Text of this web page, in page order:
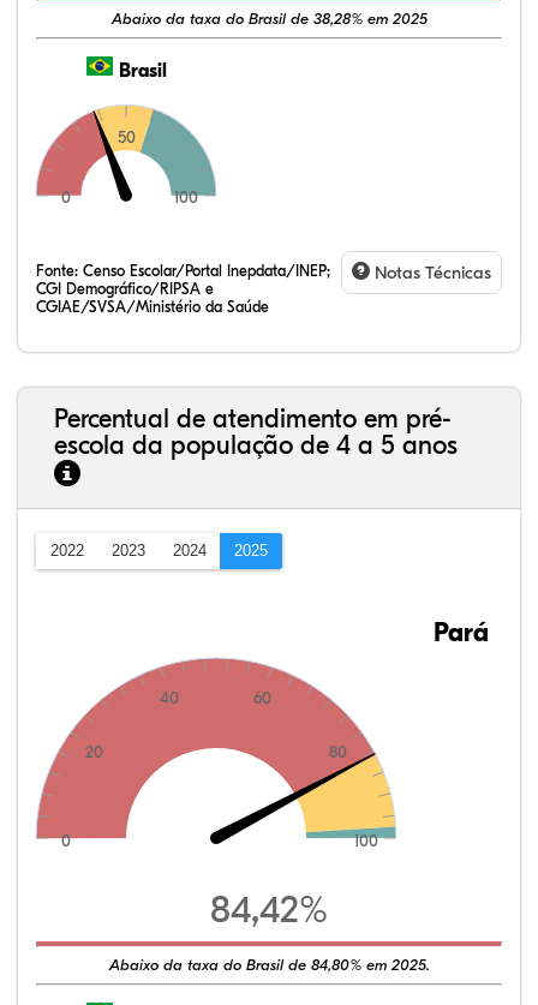
Abaixo da taxa do Brasil de 38,28% em 2025
Brasil
0
50
100
Fonte: Censo Escolar/Portal Inepdata/INEP;
CGI Demográfico/RIPSA e
CGIAE/SVSA/Ministério da Saúde
Notas Técnicas
Percentual de atendimento em pré-
escola da população de 4 a 5 anos
2022 2023 2024 2025
0
20
40 60
80
100
Pará
84,42%
Abaixo da taxa do Brasil de 84,80% em 2025.